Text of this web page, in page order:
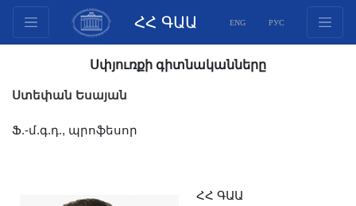
ՀՀ ԳԱԱ ENG РУС
անդամներ
Փաստաթղթեր
Հիմնադրամներ
Սփյուռքի գիտնականները
Ստեփան Եսայան
Ֆ.-մ.գ.դ., պրոֆեսոր
ՀՀ ԳԱԱ